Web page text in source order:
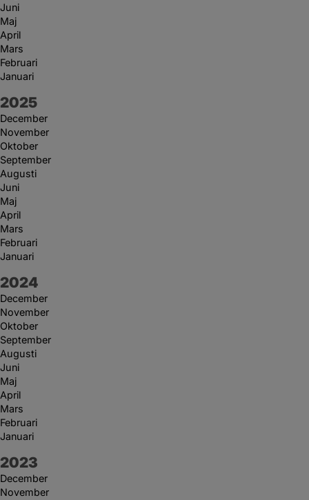
Juni
Maj
April
Mars
Februari
Januari
År:
2025
December
November
Oktober
September
Augusti
Juni
Maj
April
Mars
Februari
Januari
År:
2024
December
November
Oktober
September
Augusti
Juni
Maj
April
Mars
Februari
Januari
År:
2023
December
November